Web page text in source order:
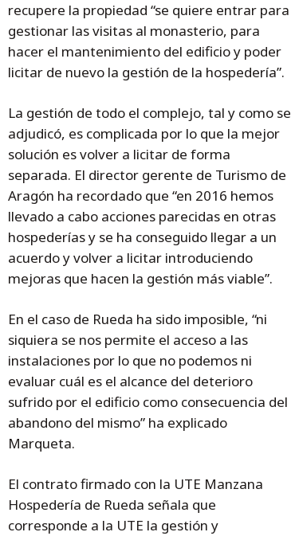
recupere la propiedad “se quiere entrar para
gestionar las visitas al monasterio, para
hacer el mantenimiento del edificio y poder
licitar de nuevo la gestión de la hospedería”.
La gestión de todo el complejo, tal y como se
adjudicó, es complicada por lo que la mejor
solución es volver a licitar de forma
separada. El director gerente de Turismo de
Aragón ha recordado que “en 2016 hemos
llevado a cabo acciones parecidas en otras
hospederías y se ha conseguido llegar a un
acuerdo y volver a licitar introduciendo
mejoras que hacen la gestión más viable”.
En el caso de Rueda ha sido imposible, “ni
siquiera se nos permite el acceso a las
instalaciones por lo que no podemos ni
evaluar cuál es el alcance del deterioro
sufrido por el edificio como consecuencia del
abandono del mismo” ha explicado
Marqueta.
El contrato firmado con la UTE Manzana
Hospedería de Rueda señala que
corresponde a la UTE la gestión y